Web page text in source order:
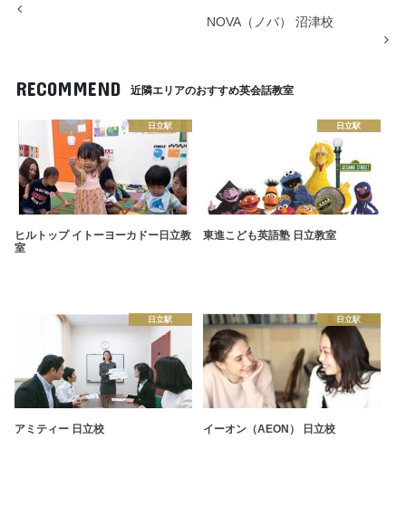
NOVA（ノバ） 沼津校
RECOMMEND 近隣エリアのおすすめ英会話教室
日立駅
ヒルトップ イトーヨーカドー日立教
室
日立駅
東進こども英語塾 日立教室
日立駅
アミティー 日立校
日立駅
イーオン（AEON） 日立校